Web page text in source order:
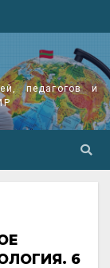
педагогов и
6